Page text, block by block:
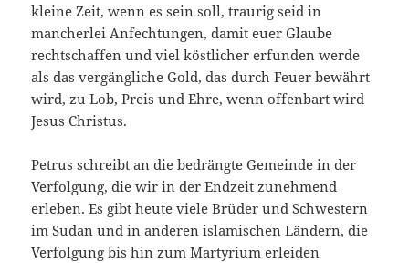
kleine Zeit, wenn es sein soll, traurig seid in
mancherlei Anfechtungen, damit euer Glaube
rechtschaffen und viel köstlicher erfunden werde
als das vergängliche Gold, das durch Feuer bewährt
wird, zu Lob, Preis und Ehre, wenn offenbart wird
Jesus Christus.
Petrus schreibt an die bedrängte Gemeinde in der
Verfolgung, die wir in der Endzeit zunehmend
erleben. Es gibt heute viele Brüder und Schwestern
im Sudan und in anderen islamischen Ländern, die
Verfolgung bis hin zum Martyrium erleiden